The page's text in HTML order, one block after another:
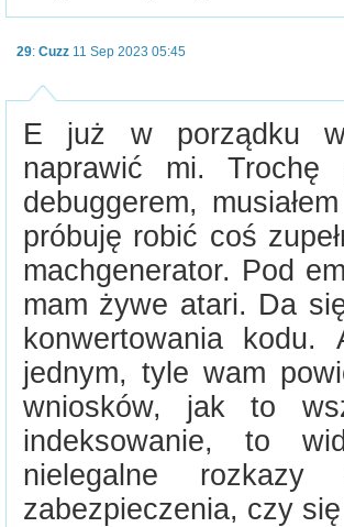
29: Cuzz 11 Sep 2023 05:45
E już w porządku
naprawić mi. Trochę
debuggerem,
próbuję robić coś
machgenerator. Pod
mam żywe atari. Da
konwertowania
jednym, tyle wam
wniosków, jak to
indeksowanie, to
nielegalne
zabezpieczenia, czy